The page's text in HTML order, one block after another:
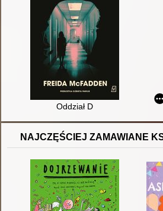
Oddział D
NAJCZĘŚCIEJ ZAMAWIANE